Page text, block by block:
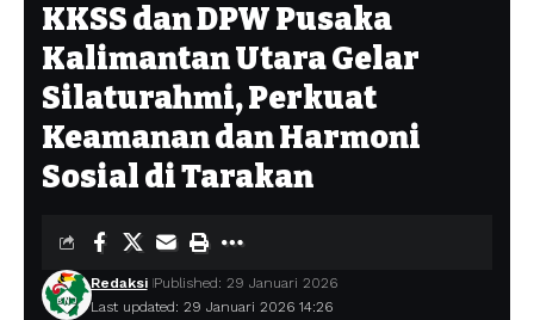
KKSS dan DPW Pusaka
Kalimantan Utara Gelar
Silaturahmi, Perkuat
Keamanan dan Harmoni
Sosial di Tarakan
Last updated: 29 Januari 2026 14:26
Redaksi Published: 29 Januari 2026